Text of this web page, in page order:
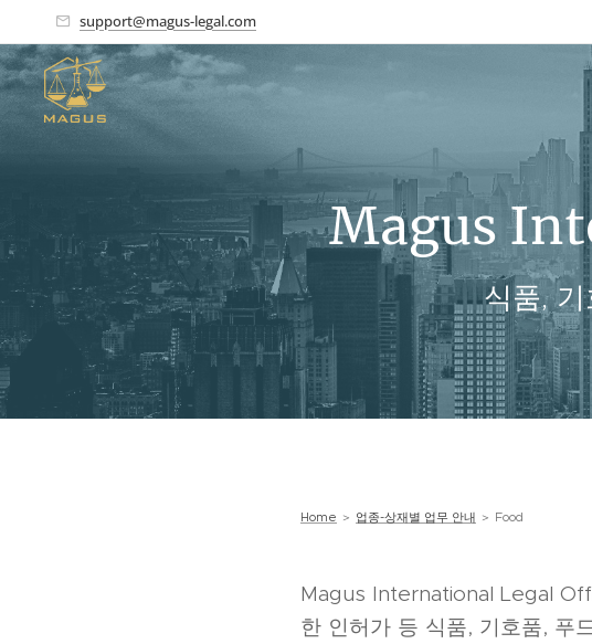
support@magus-legal.com
Magus
식품,
Home ＞ 업종-상재별 업무 안내 ＞ Food
Magus International Legal
한 인허가 등 식품, 기호품, 푸